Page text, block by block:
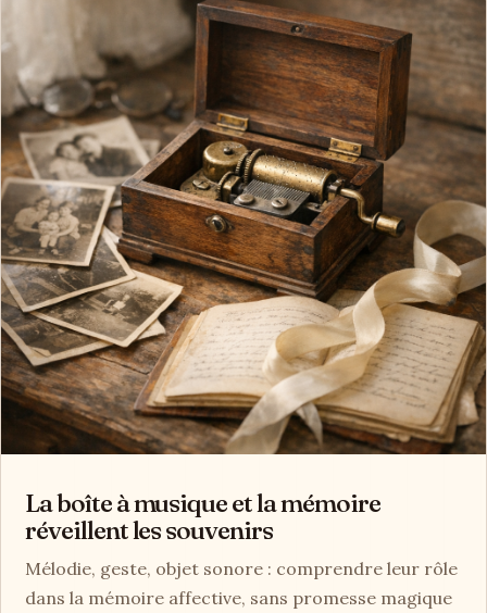
La boîte à musique et la mémoire
réveillent les souvenirs
Mélodie, geste, objet sonore : comprendre leur rôle
dans la mémoire affective, sans promesse magique